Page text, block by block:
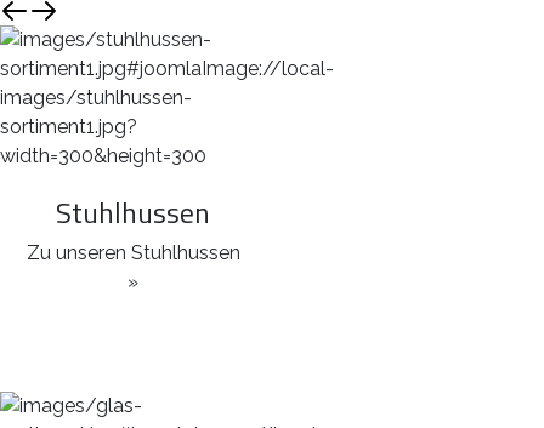
Stuhlhussen
Zu unseren Stuhlhussen
»